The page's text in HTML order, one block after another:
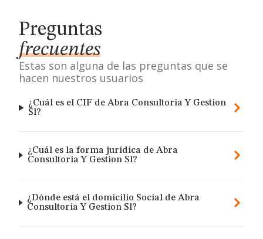
Preguntas
frecuentes
Estas son alguna de las preguntas que se
hacen nuestros usuarios
¿Cuál es el CIF de Abra Consultoria Y Gestion
Sl?
¿Cuál es la forma jurídica de Abra
Consultoria Y Gestion Sl?
¿Dónde está el domicilio Social de Abra
Consultoria Y Gestion Sl?